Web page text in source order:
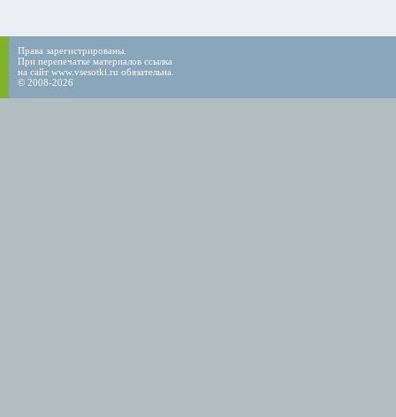
Права зарегистрированы.
При перепечатке материалов ссылка
на сайт www.vsesotki.ru обязательна.
© 2008-2026